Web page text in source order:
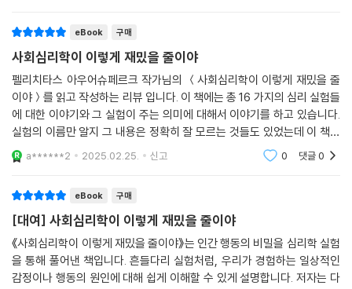
에서 다양한 심리실험이 실행될 수 있었고, 심리학의 주요 연구 분야로 뻗
어나갈 수 있는 토대가 마련되었다고 말한다. 우리가 흔들다리 효과, 피그
말리온 효과, 방관자 효과로 이름 붙인 심리학 역사의 주요한 발견은 심리
학 초기의 선구자들이 사람 사이의 조우에서 벌어지는 다면성을 연구하기
위해 창의력과 위트가 넘치는 기발한 연구방법을 개발해내느라 이런저런
고심을 거듭한 결과이다.
미디어를 통해 대중에게 널리 각인시킨 저명한 연구도 있는 반면, 하틀리
험들은 사회심리학 연구가 실생활 및 우리의 유머감각과 전혀 무관하지 않
음을 보여주는 좋은 예이기도 하다. 기발함과 의외성으로 가득한 이 책의
여러 실험들, 그리고 그 실험을 이끈 뛰어난 연구자들의 이야기는 심리학
이 얼마나 매력적이고 유용한 학문인지를 깨닫게 해준다.
eBook 구매
사회심리학이 이렇게 재밌을 줄이야
펠리치타스 아우어슈페르크 작가님의 ＜사회심리학이 이렇게 재밌을 줄
이야＞를 읽고 작성하는 리뷰 입니다. 이 책에는 총 16 가지의 심리 실험들
에 대한 이야기와 그 실험이 주는 의미에 대해서 이야기를 하고 있습니다.
실험의 이름만 알지 그 내용은 정확히 잘 모르는 것들도 있었는데 이 책을
통해 잘 알게 되어서 좋았습니다.
a******2 2025.02.25. 신고 0 댓글0
eBook 구매
[대여] 사회심리학이 이렇게 재밌을 줄이야
《사회심리학이 이렇게 재밌을 줄이야》는 인간 행동의 비밀을 심리학 실험
을 통해 풀어낸 책입니다. 흔들다리 실험처럼, 우리가 경험하는 일상적인
감정이나 행동의 원인에 대해 쉽게 이해할 수 있게 설명합니다. 저자는 다